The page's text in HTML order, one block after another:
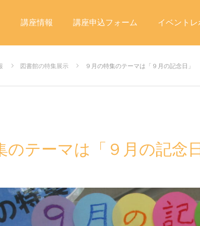
講座情報 講座申込フォーム イベントレ
図書館の特集展示 ９月の特集のテーマは「９月の記念日」
のテーマは「９月の記念日